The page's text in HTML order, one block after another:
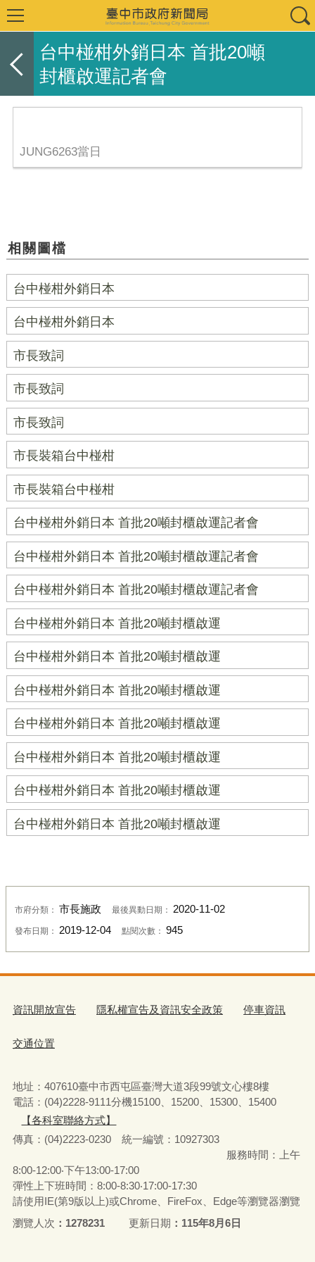
台中椪柑外銷日本 首批20噸
封櫃啟運記者會
JUNG6263當日
相關圖檔
台中椪柑外銷日本
台中椪柑外銷日本
市長致詞
市長致詞
市長致詞
市長裝箱台中椪柑
市長裝箱台中椪柑
台中椪柑外銷日本 首批20噸封櫃啟運記者會
台中椪柑外銷日本 首批20噸封櫃啟運記者會
台中椪柑外銷日本 首批20噸封櫃啟運記者會
台中椪柑外銷日本 首批20噸封櫃啟運
台中椪柑外銷日本 首批20噸封櫃啟運
台中椪柑外銷日本 首批20噸封櫃啟運
台中椪柑外銷日本 首批20噸封櫃啟運
台中椪柑外銷日本 首批20噸封櫃啟運
台中椪柑外銷日本 首批20噸封櫃啟運
台中椪柑外銷日本 首批20噸封櫃啟運
市府分類： 市長施政 最後異動日期： 2020-11-02
發布日期： 2019-12-04 點閱次數： 945
資訊開放宣告 隱私權宣告及資訊安全政策 停車資訊
交通位置
地址：407610臺中市西屯區臺灣大道3段99號文心樓8樓
電話：(04)2228-9111分機15100、15200、15300、15400
【各科室聯絡方式】
傳真：(04)2223-0230 統一編號 ： 10927303
服務時間：上午
8:00-12:00‧下午13:00-17:00
彈性上下班時間：8:00-8:30‧17:00-17:30
請使用IE(第9版以上)或Chrome、FireFox、Edge等瀏覽器瀏覽
瀏覽人次
1278231 更新日期 115年8月6日